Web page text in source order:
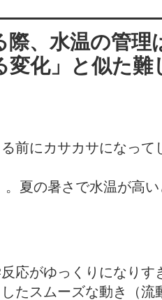
、水温の管理
化」と似た難
前にカサカサになって
夏の暑さで水温が高
応がゆっくりになりす
たスムーズな動き（流